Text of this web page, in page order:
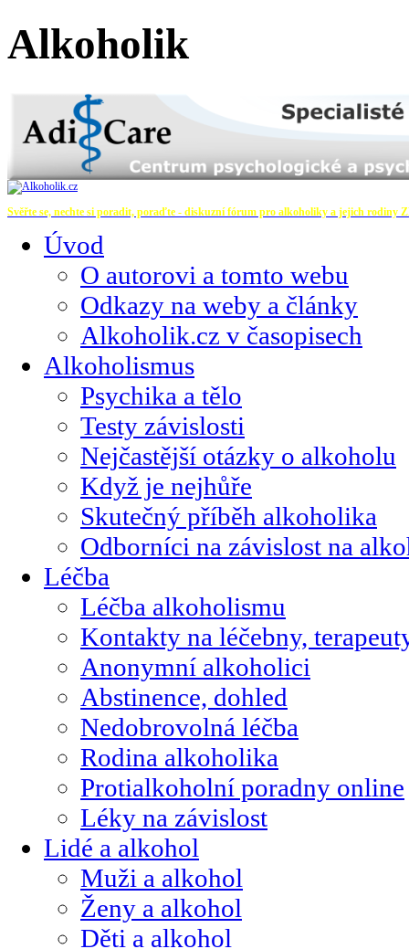
Alkoholik
Svěřte se, nechte si poradit, poraďte - diskuzní fórum pro alkoholiky a jejich rodiny
Úvod
O autorovi a tomto webu
Odkazy na weby a články
Alkoholik.cz v časopisech
Alkoholismus
Psychika a tělo
Testy závislosti
Nejčastější otázky o alkoholu
Když je nejhůře
Skutečný příběh alkoholika
Odborníci na závislost na
Léčba
Léčba alkoholismu
Kontakty na léčebny,
Anonymní alkoholici
Abstinence, dohled
Nedobrovolná léčba
Rodina alkoholika
Protialkoholní poradny online
Léky na závislost
Lidé a alkohol
Muži a alkohol
Ženy a alkohol
Děti a alkohol